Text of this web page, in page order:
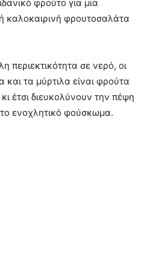
φρούτο για μια
καλοκαιρινή φρουτοσαλάτα
περιεκτικότητα σε νερό, οι
τα μύρτιλα είναι φρούτα
έτσι διευκολύνουν την πέψη
ενοχλητικό φούσκωμα.